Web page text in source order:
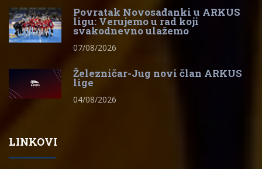
Povratak Novosađanki u ARKUS
ligu: Verujemo u rad koji
svakodnevno ulažemo
07/08/2026
Železničar-Jug novi član ARKUS
lige
04/08/2026
LINKOVI